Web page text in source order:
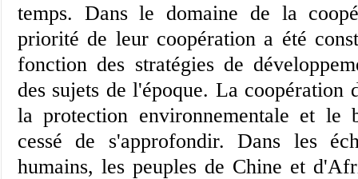
temps. Dans le domaine de la
priorité de leur coopération a été
fonction des stratégies de
des sujets de l'époque. La coopération
la protection environnementale et le
cessé de s'approfondir. Dans les
humains, les peuples de Chine et